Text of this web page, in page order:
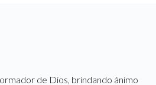
de Dios, brindando ánimo